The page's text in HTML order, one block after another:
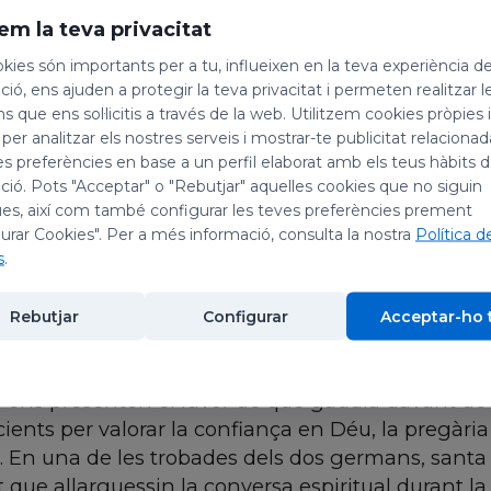
la vida de santa Escolàstica ens ha arribat a
Gregori el Gran, que va ser papa entre els anys
de sant Benet de Núrsia, considerat el pare
cap al 480, ja de ben jove s'havia consagrat
quan el seu germà es va establir al monestir
fent vida de comunitat amb altres dones
Benet. La tradició ha tendit a considerar
presenten el favor de què gaudia davant de
per valorar la confiança en Déu, la
una de les trobades dels dos germans, santa
la teva privacitat
són importants per a tu, influeixen en la teva experiència de
ens ajuden a protegir la teva privacitat i permeten realitzar
que ens sol·licitis a través de la web. Utilitzem cookies pròpies
analitzar els nostres serveis i mostrar-te publicitat
preferències en base a un perfil elaborat amb els teus hàbits
Pots "Acceptar" o "Rebutjar" aquelles cookies que no siguin
així com també configurar les teves preferències prement
Cookies". Per a més informació, consulta la nostra Política
.
Rebutjar Configurar Acceptar-ho